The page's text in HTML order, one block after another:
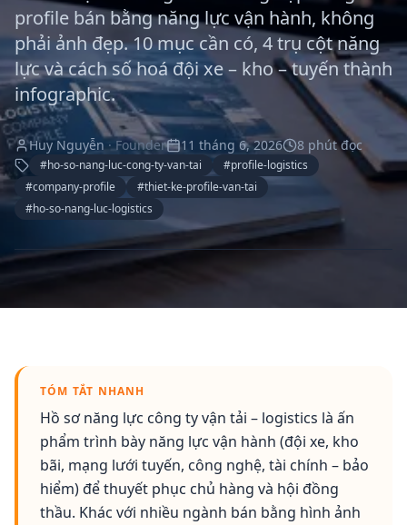
Rebranding
Tờ rơi, tờ gấp
Báo cáo thường niên
Bao bì túi đựng
Online Sales Kit
Bản quyền tác giả
Công bố sản phẩm
Mã số mã vạch
Thành lập doanh nghiệp
profile bán bằng năng lực vận hành, không
phải ảnh đẹp. 10 mục cần có, 4 trụ cột năng
lực và cách số hoá đội xe – kho – tuyến thành
infographic.
Huy Nguyễn ·Founder 11 tháng 6, 2026 8 phút đọc
#ho-so-nang-luc-cong-ty-van-tai #profile-logistics
#company-profile #thiet-ke-profile-van-tai
#ho-so-nang-luc-logistics
TÓM TẮT NHANH
Hồ sơ năng lực công ty vận tải – logistics là ấn
phẩm trình bày năng lực vận hành (đội xe, kho
bãi, mạng lưới tuyến, công nghệ, tài chính – bảo
hiểm) để thuyết phục chủ hàng và hội đồng
thầu. Khác với nhiều ngành bán bằng hình ảnh